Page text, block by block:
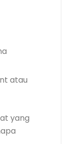
atau
yang